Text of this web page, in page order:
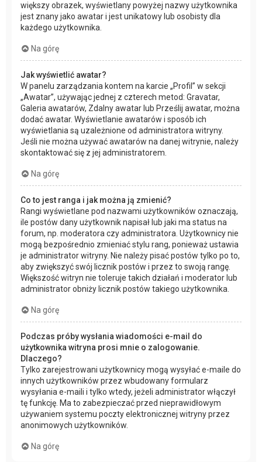
większy obrazek, wyświetlany powyżej nazwy użytkownika
jest znany jako awatar i jest unikatowy lub osobisty dla
każdego użytkownika.
Na górę
Jak wyświetlić awatar?
W panelu zarządzania kontem na karcie „Profil” w sekcji
„Awatar”, używając jednej z czterech metod: Gravatar,
Galeria awatarów, Zdalny awatar lub Prześlij awatar, można
dodać awatar. Wyświetlanie awatarów i sposób ich
wyświetlania są uzależnione od administratora witryny.
Jeśli nie można używać awatarów na danej witrynie, należy
skontaktować się z jej administratorem.
Na górę
Co to jest ranga i jak można ją zmienić?
Rangi wyświetlane pod nazwami użytkowników oznaczają,
ile postów dany użytkownik napisał lub jaki ma status na
forum, np. moderatora czy administratora. Użytkownicy nie
mogą bezpośrednio zmieniać stylu rang, ponieważ ustawia
je administrator witryny. Nie należy pisać postów tylko po to,
aby zwiększyć swój licznik postów i przez to swoją rangę.
Większość witryn nie toleruje takich działań i moderator lub
administrator obniży licznik postów takiego użytkownika.
Na górę
Podczas próby wysłania wiadomości e-mail do
użytkownika witryna prosi mnie o zalogowanie.
Dlaczego?
Tylko zarejestrowani użytkownicy mogą wysyłać e-maile do
innych użytkowników przez wbudowany formularz
wysyłania e-maili i tylko wtedy, jeżeli administrator włączył
tę funkcję. Ma to zabezpieczać przed nieprawidłowym
używaniem systemu poczty elektronicznej witryny przez
anonimowych użytkowników.
Na górę